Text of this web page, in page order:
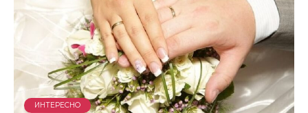
ИНТЕРЕСНО